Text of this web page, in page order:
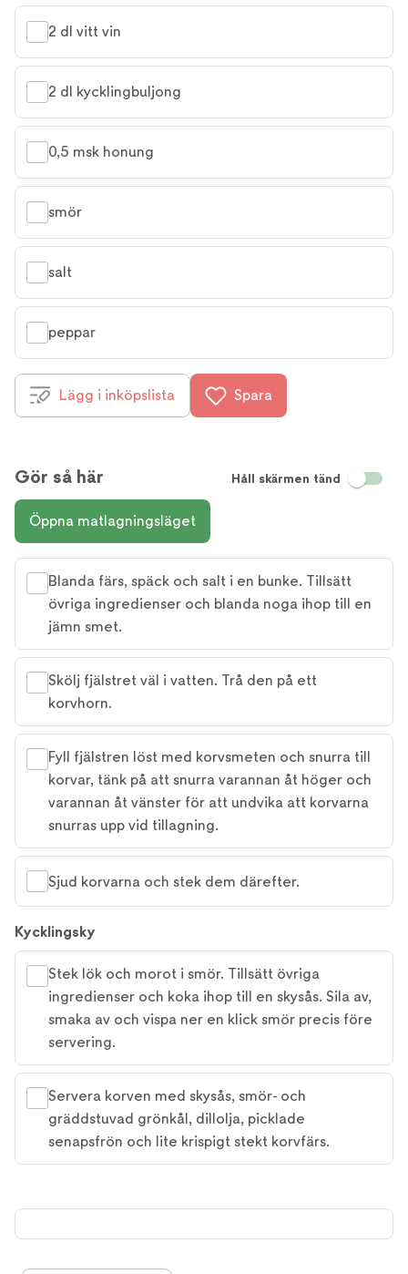
2 dl vitt vin
2 dl kycklingbuljong
0,5 msk honung
smör
salt
peppar
Lägg i inköpslista Spara
Gör så här Håll skärmen tänd
Öppna matlagningsläget
Blanda färs, späck och salt i en bunke. Tillsätt
övriga ingredienser och blanda noga ihop till en
jämn smet.
Skölj fjälstret väl i vatten. Trå den på ett
korvhorn.
Fyll fjälstren löst med korvsmeten och snurra till
korvar, tänk på att snurra varannan åt höger och
varannan åt vänster för att undvika att korvarna
snurras upp vid tillagning.
Sjud korvarna och stek dem därefter.
Kycklingsky
Stek lök och morot i smör. Tillsätt övriga
ingredienser och koka ihop till en skysås. Sila av,
smaka av och vispa ner en klick smör precis före
servering.
Servera korven med skysås, smör- och
gräddstuvad grönkål, dillolja, picklade
senapsfrön och lite krispigt stekt korvfärs.